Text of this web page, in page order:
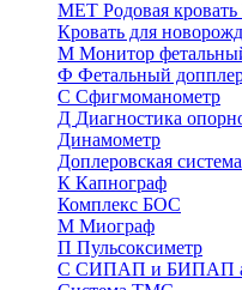
МЕТ Родовая
Кровать для
М Монитор
Ф Фетальный
C Cфигмоманометр
Д Диагностика
Динамометр
Доплеровская система
К Капнограф
Комплекс БОС
М Миограф
П Пульсоксиметр
С СИПАП и БИПАП